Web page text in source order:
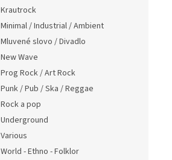
Krautrock
Minimal / Industrial / Ambient
Mluvené slovo / Divadlo
New Wave
Prog Rock / Art Rock
Punk / Pub / Ska / Reggae
Rock a pop
Underground
Various
World - Ethno - Folklor